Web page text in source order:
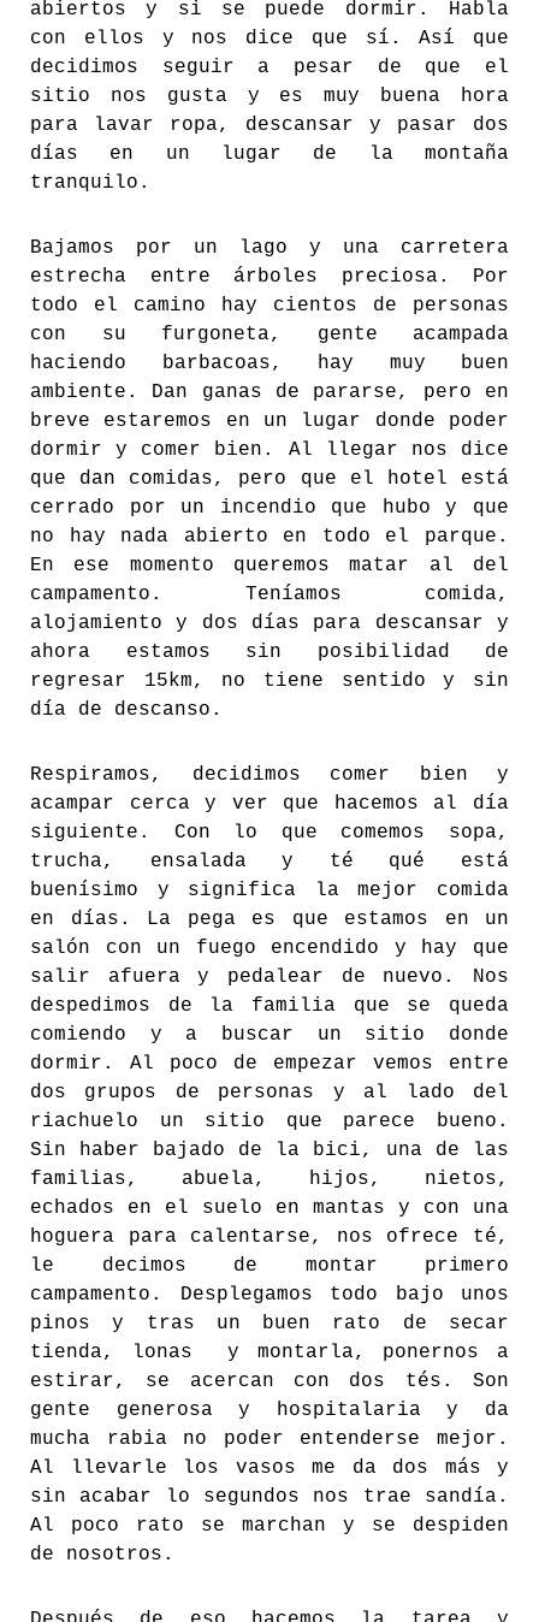
abiertos y si se puede dormir. Habla
con ellos y nos dice que sí. Así que
decidimos seguir a pesar de que el
sitio nos gusta y es muy buena hora
para lavar ropa, descansar y pasar dos
días en un lugar de la montaña
tranquilo.
Bajamos por un lago y una carretera
estrecha entre árboles preciosa. Por
todo el camino hay cientos de personas
con su furgoneta, gente acampada
haciendo barbacoas, hay muy buen
ambiente. Dan ganas de pararse, pero en
breve estaremos en un lugar donde poder
dormir y comer bien. Al llegar nos dice
que dan comidas, pero que el hotel está
cerrado por un incendio que hubo y que
no hay nada abierto en todo el parque.
En ese momento queremos matar al del
campamento. Teníamos comida,
alojamiento y dos días para descansar y
ahora estamos sin posibilidad de
regresar 15km, no tiene sentido y sin
día de descanso.
Respiramos, decidimos comer bien y
acampar cerca y ver que hacemos al día
siguiente. Con lo que comemos sopa,
trucha, ensalada y té qué está
buenísimo y significa la mejor comida
en días. La pega es que estamos en un
salón con un fuego encendido y hay que
salir afuera y pedalear de nuevo. Nos
despedimos de la familia que se queda
comiendo y a buscar un sitio donde
dormir. Al poco de empezar vemos entre
dos grupos de personas y al lado del
riachuelo un sitio que parece bueno.
Sin haber bajado de la bici, una de las
familias, abuela, hijos, nietos,
echados en el suelo en mantas y con una
hoguera para calentarse, nos ofrece té,
le decimos de montar primero
campamento. Desplegamos todo bajo unos
pinos y tras un buen rato de secar
tienda, lonas y montarla, ponernos a
estirar, se acercan con dos tés. Son
gente generosa y hospitalaria y da
mucha rabia no poder entenderse mejor.
Al llevarle los vasos me da dos más y
sin acabar lo segundos nos trae sandía.
Al poco rato se marchan y se despiden
de nosotros.